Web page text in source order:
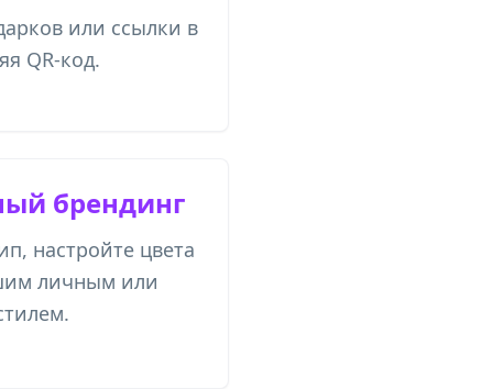
или ссылки в
QR-код.
брендинг
настройте цвета
личным или